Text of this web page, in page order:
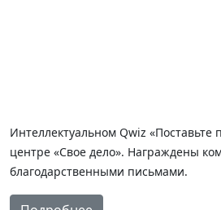
Интеллектуальном Qwiz
центре «Свое дело». Награждены
благодарственными письмами.